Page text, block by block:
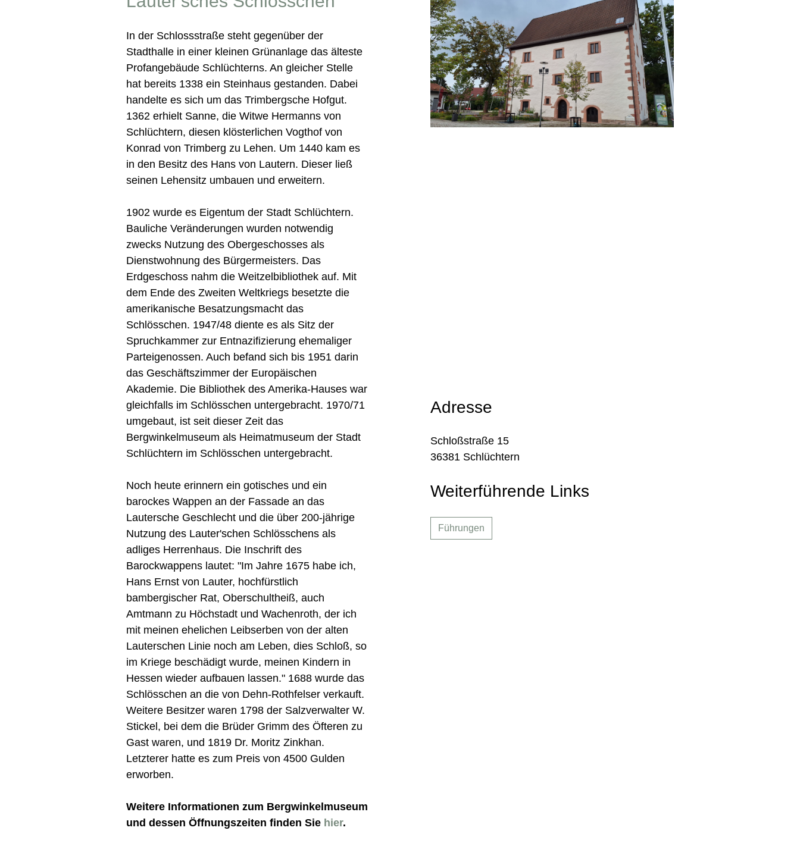
In der Schlossstraße steht gegenüber der
Stadthalle in einer kleinen Grünanlage das älteste
Profangebäude Schlüchterns. An gleicher Stelle
hat bereits 1338 ein Steinhaus gestanden. Dabei
handelte es sich um das Trimbergsche Hofgut.
1362 erhielt Sanne, die Witwe Hermanns von
Schlüchtern, diesen klösterlichen Vogthof von
Konrad von Trimberg zu Lehen. Um 1440 kam es
in den Besitz des Hans von Lautern. Dieser ließ
seinen Lehensitz umbauen und erweitern.
1902 wurde es Eigentum der Stadt Schlüchtern.
Bauliche Veränderungen wurden notwendig
zwecks Nutzung des Obergeschosses als
Dienstwohnung des Bürgermeisters. Das
Erdgeschoss nahm die Weitzelbibliothek auf. Mit
dem Ende des Zweiten Weltkriegs besetzte die
amerikanische Besatzungsmacht das
Schlösschen. 1947/48 diente es als Sitz der
Spruchkammer zur Entnazifizierung ehemaliger
Parteigenossen. Auch befand sich bis 1951 darin
das Geschäftszimmer der Europäischen
Akademie. Die Bibliothek des Amerika-Hauses war
gleichfalls im Schlösschen untergebracht. 1970/71
umgebaut, ist seit dieser Zeit das
Bergwinkelmuseum als Heimatmuseum der Stadt
Schlüchtern im Schlösschen untergebracht.
Noch heute erinnern ein gotisches und ein
barockes Wappen an der Fassade an das
Lautersche Geschlecht und die über 200-jährige
Nutzung des Lauter'schen Schlösschens als
adliges Herrenhaus. Die Inschrift des
Barockwappens lautet: "Im Jahre 1675 habe ich,
Hans Ernst von Lauter, hochfürstlich
bambergischer Rat, Oberschultheiß, auch
Amtmann zu Höchstadt und Wachenroth, der ich
mit meinen ehelichen Leibserben von der alten
Lauterschen Linie noch am Leben, dies Schloß, so
im Kriege beschädigt wurde, meinen Kindern in
Hessen wieder aufbauen lassen." 1688 wurde das
Schlösschen an die von Dehn-Rothfelser verkauft.
Weitere Besitzer waren 1798 der Salzverwalter W.
Stickel, bei dem die Brüder Grimm des Öfteren zu
Gast waren, und 1819 Dr. Moritz Zinkhan.
Letzterer hatte es zum Preis von 4500 Gulden
erworben.
Weitere Informationen zum Bergwinkelmuseum
und dessen Öffnungszeiten finden Sie hier.
Adresse
Schloßstraße 15
36381 Schlüchtern
Weiterführende Links
Führungen